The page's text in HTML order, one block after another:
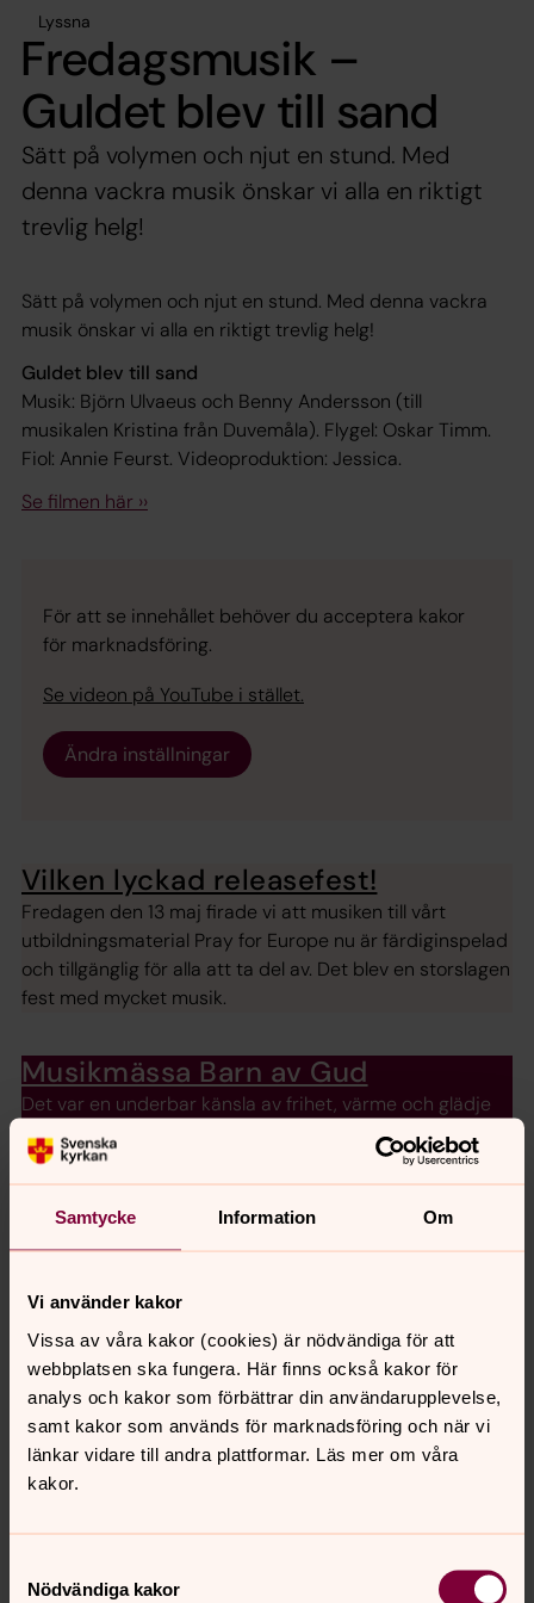
Samtycke Information Om
Vi använder kakor
Vissa av våra kakor (cookies) är nödvändiga för att
webbplatsen ska fungera. Här finns också kakor för
analys och kakor som förbättrar din användarupplevelse,
samt kakor som används för marknadsföring och när vi
länkar vidare till andra plattformar. Läs mer om våra
kakor.
Nödvändiga kakor
Lyssna
Fredagsmusik –
Guldet blev till sand
Sätt på volymen och njut en stund. Med
denna vackra musik önskar vi alla en riktigt
trevlig helg!
Sätt på volymen och njut en stund. Med denna vackra
musik önskar vi alla en riktigt trevlig helg!
Guldet blev till sand
Musik: Björn Ulvaeus och Benny Andersson (till
musikalen Kristina från Duvemåla). Flygel: Oskar Timm.
Fiol: Annie Feurst. Videoproduktion: Jessica.
Se filmen här ››
För att se innehållet behöver du acceptera kakor
för marknadsföring.
Se videon på YouTube i stället.
Ändra inställningar
Vilken lyckad releasefest!
Fredagen den 13 maj firade vi att musiken till vårt
utbildningsmaterial Pray for Europe nu är färdiginspelad
och tillgänglig för alla att ta del av. Det blev en storslagen
fest med mycket musik.
Musikmässa Barn av Gud
Det var en underbar känsla av frihet, värme och glädje
som fyllde Stefanskyrkan den 23 september. ”Barn av
Gud” skriven av Maria Sandell är en mässa för små och
stora. Sångerna kan sjungas av barnkör, tonårskör,
vuxenkör och solister. De fungerar även som
församlingssånger.
Musikprogram 2026
Vi bjuder på ett brett utbud av musikevenemang med
hög konstnärlig kvalitet. Nedan ser ni vårt konsertutbud
för våren 2026.
Träffpunkter
och församlingslokaler, genom personliga möten och